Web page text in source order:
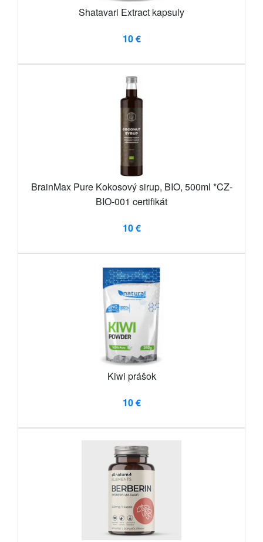
Shatavari Extract kapsuly
10 €
BrainMax Pure Kokosový sirup, BIO, 500ml *CZ-
BIO-001 certifikát
10 €
Kiwi prášok
10 €